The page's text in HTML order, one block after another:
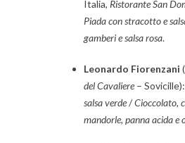
Italia, Ristorante San
Piada con stracotto e
gamberi e salsa rosa.
Leonardo Fiorenzani
del Cavaliere – Sovicille):
salsa verde/Cioccolato,
mandorle, panna acida e